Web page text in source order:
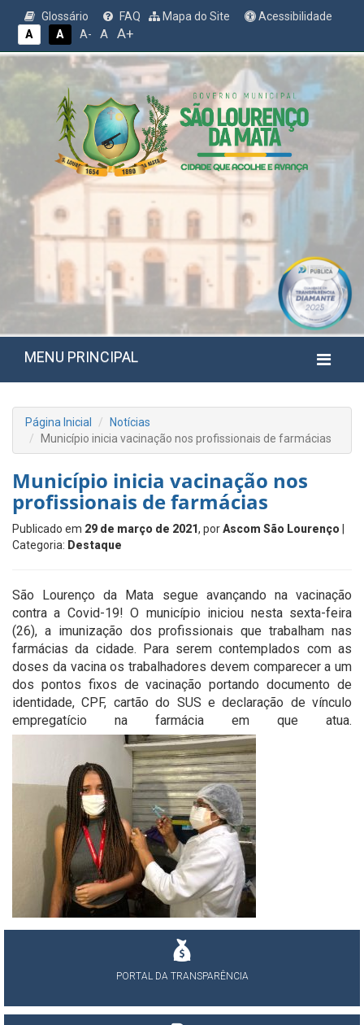
Glossário FAQ Mapa do Site
Acessibilidade
A
A A- A A+
MENU PRINCIPAL
Página Inicial
Notícias
Município inicia vacinação nos profissionais de farmácias
Município inicia vacinação nos
profissionais de farmácias
Publicado em 29 de março de 2021, porAscom São Lourenço
Categoria: Destaque
São Lourenço da Mata segue avançando na vacinação
contra a Covid-19! O município iniciou nesta sexta-feira
(26), a imunização dos profissionais que trabalham nas
farmácias da cidade. Para serem contemplados com as
doses da vacina os trabalhadores devem comparecer a um
dos pontos fixos de vacinação portando documento de
identidade, CPF, cartão do SUS e declaração de vínculo
empregatício na farmácia em que atua.
PORTAL DA TRANSPARÊNCIA